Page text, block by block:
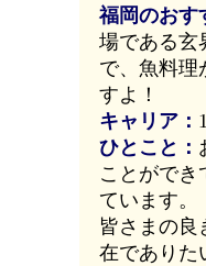
福岡のおす
場である玄
で、魚料理
すよ！
キャリア：
ひとこと：
ことができ
ています。
皆さまの良
在でありた